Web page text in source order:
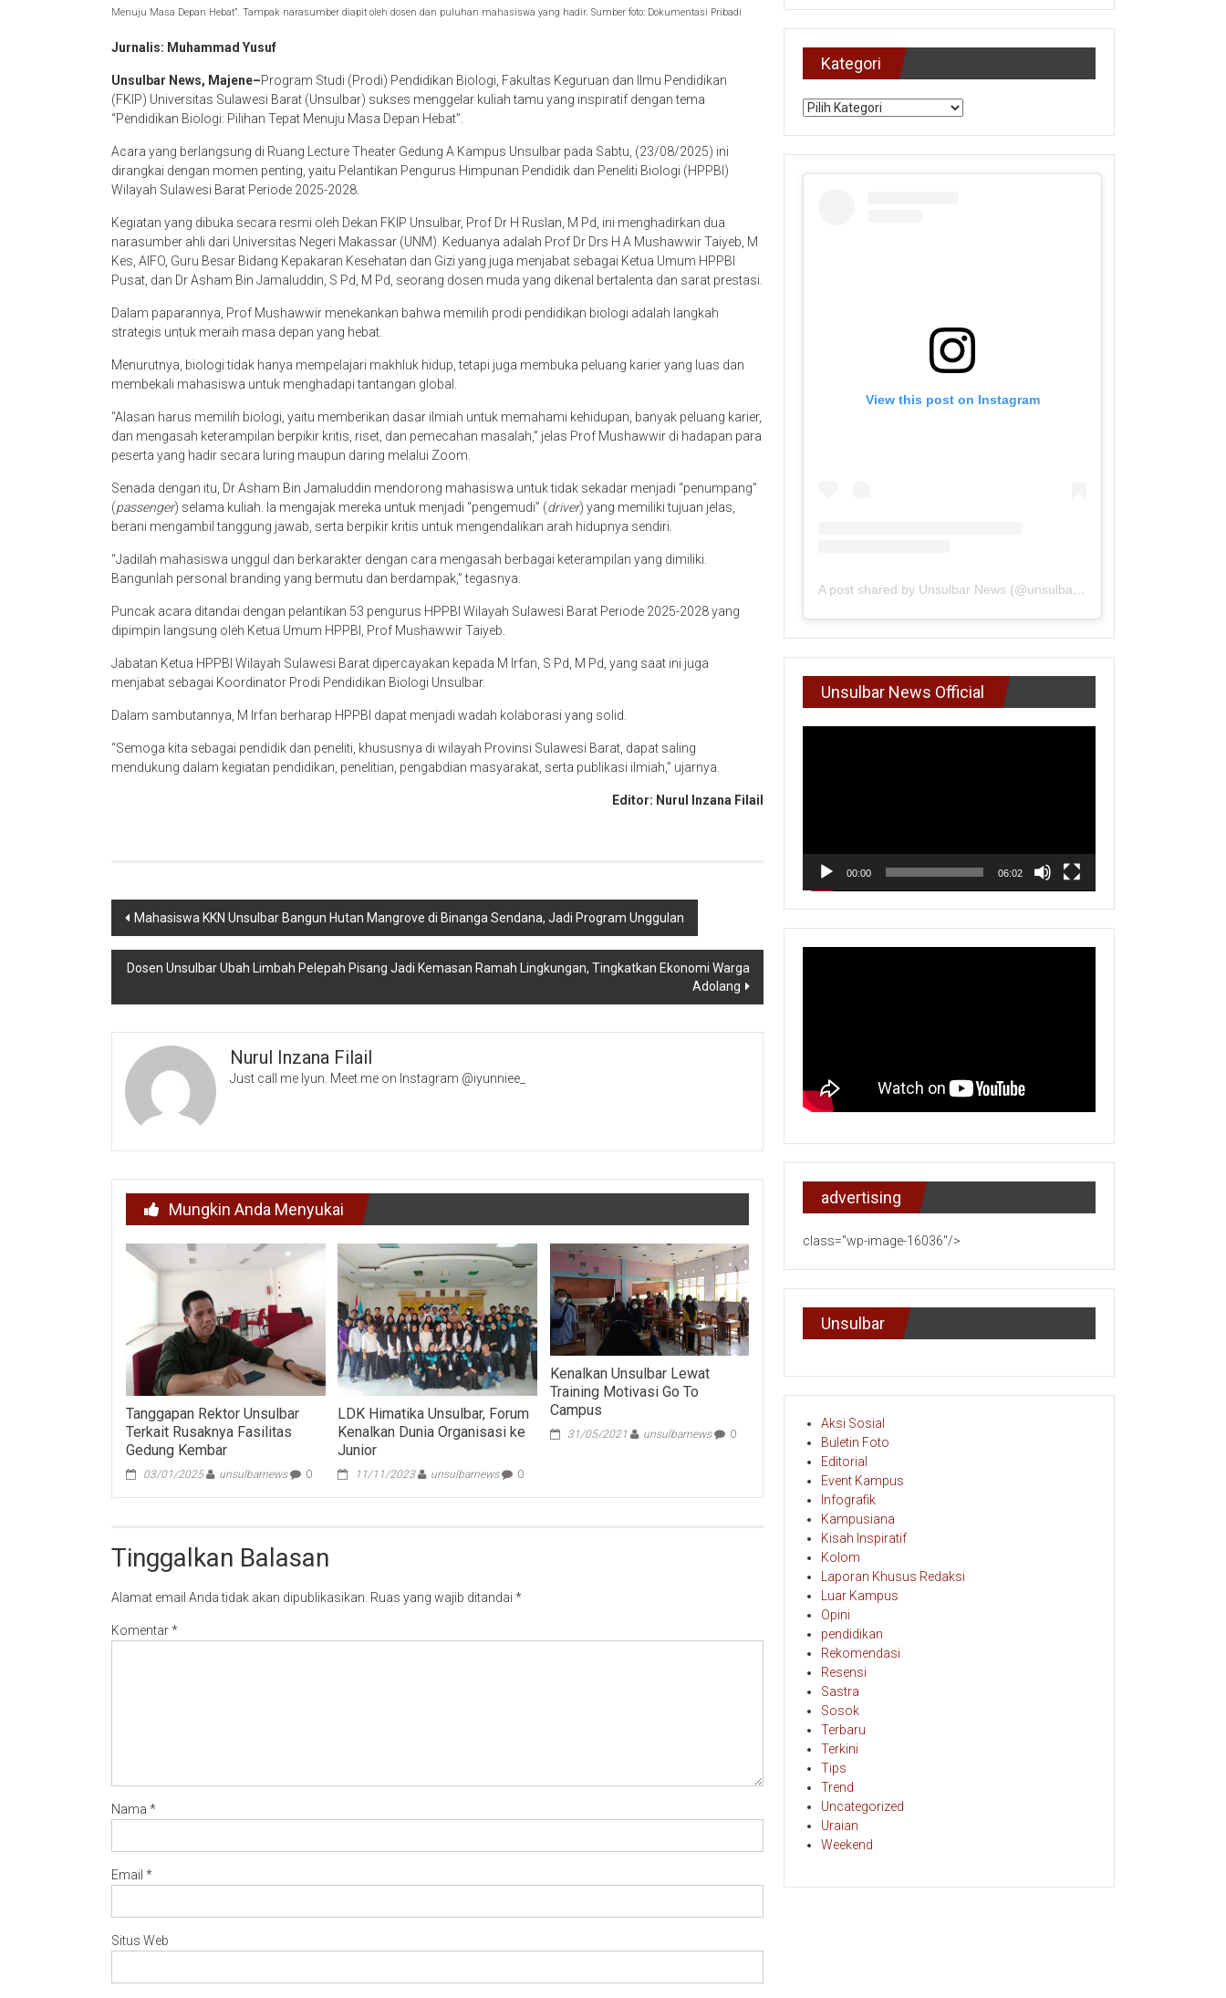
Menuju Masa Depan Hebat”. Tampak narasumber diapit oleh dosen dan puluhan mahasiswa yang hadir. Sumber foto: Dokumentasi Pribadi
Jurnalis: Muhammad Yusuf
Unsulbar News, Majene–Program Studi (Prodi) Pendidikan Biologi, Fakultas Keguruan dan Ilmu Pendidikan
(FKIP) Universitas Sulawesi Barat (Unsulbar) sukses menggelar kuliah tamu yang inspiratif dengan tema
“Pendidikan Biologi: Pilihan Tepat Menuju Masa Depan Hebat”.
Acara yang berlangsung di Ruang Lecture Theater Gedung A Kampus Unsulbar pada Sabtu, (23/08/2025) ini
dirangkai dengan momen penting, yaitu Pelantikan Pengurus Himpunan Pendidik dan Peneliti Biologi (HPPBI)
Wilayah Sulawesi Barat Periode 2025-2028.
Kegiatan yang dibuka secara resmi oleh Dekan FKIP Unsulbar, Prof Dr H Ruslan, M Pd, ini menghadirkan dua
narasumber ahli dari Universitas Negeri Makassar (UNM). Keduanya adalah Prof Dr Drs H A Mushawwir Taiyeb, M
Kes, AIFO, Guru Besar Bidang Kepakaran Kesehatan dan Gizi yang juga menjabat sebagai Ketua Umum HPPBI
Pusat, dan Dr Asham Bin Jamaluddin, S Pd, M Pd, seorang dosen muda yang dikenal bertalenta dan sarat prestasi.
Dalam paparannya, Prof Mushawwir menekankan bahwa memilih prodi pendidikan biologi adalah langkah
strategis untuk meraih masa depan yang hebat.
Menurutnya, biologi tidak hanya mempelajari makhluk hidup, tetapi juga membuka peluang karier yang luas dan
membekali mahasiswa untuk menghadapi tantangan global.
“Alasan harus memilih biologi, yaitu memberikan dasar ilmiah untuk memahami kehidupan, banyak peluang karier,
dan mengasah keterampilan berpikir kritis, riset, dan pemecahan masalah,” jelas Prof Mushawwir di hadapan para
peserta yang hadir secara luring maupun daring melalui Zoom.
Senada dengan itu, Dr Asham Bin Jamaluddin mendorong mahasiswa untuk tidak sekadar menjadi “penumpang”
(passenger) selama kuliah. Ia mengajak mereka untuk menjadi “pengemudi” (driver) yang memiliki tujuan jelas,
berani mengambil tanggung jawab, serta berpikir kritis untuk mengendalikan arah hidupnya sendiri.
“Jadilah mahasiswa unggul dan berkarakter dengan cara mengasah berbagai keterampilan yang dimiliki.
Bangunlah personal branding yang bermutu dan berdampak,” tegasnya.
Puncak acara ditandai dengan pelantikan 53 pengurus HPPBI Wilayah Sulawesi Barat Periode 2025-2028 yang
dipimpin langsung oleh Ketua Umum HPPBI, Prof Mushawwir Taiyeb.
Jabatan Ketua HPPBI Wilayah Sulawesi Barat dipercayakan kepada M Irfan, S Pd, M Pd, yang saat ini juga
menjabat sebagai Koordinator Prodi Pendidikan Biologi Unsulbar.
Dalam sambutannya, M Irfan berharap HPPBI dapat menjadi wadah kolaborasi yang solid.
“Semoga kita sebagai pendidik dan peneliti, khususnya di wilayah Provinsi Sulawesi Barat, dapat saling
mendukung dalam kegiatan pendidikan, penelitian, pengabdian masyarakat, serta publikasi ilmiah,” ujarnya.
Editor: Nurul Inzana Filail
Navigasi
pos
Mahasiswa KKN Unsulbar Bangun Hutan Mangrove di Binanga Sendana, Jadi Program Unggulan
Dosen Unsulbar Ubah Limbah Pelepah Pisang Jadi Kemasan Ramah Lingkungan, Tingkatkan Ekonomi Warga
Adolang
Nurul Inzana Filail
Just call me Iyun. Meet me on Instagram @iyunniee_
Mungkin Anda Menyukai
Tanggapan Rektor Unsulbar
Terkait Rusaknya Fasilitas
Gedung Kembar
03/01/2025 unsulbarnews 0
LDK Himatika Unsulbar, Forum
Kenalkan Dunia Organisasi ke
Junior
11/11/2023 unsulbarnews 0
Kenalkan Unsulbar Lewat
Training Motivasi Go To
Campus
31/05/2021 unsulbarnews 0
Tinggalkan Balasan
Alamat email Anda tidak akan dipublikasikan. Ruas yang wajib ditandai *
Komentar*
Nama *
Email *
Situs Web
Kategori
Kategori
View this post on Instagram
A post shared by Unsulbar News (@unsulbarnews)
Unsulbar News Official
00:00 06:02
advertising
class="wp-image-16036"/>
Unsulbar
Aksi Sosial
Buletin Foto
Editorial
Event Kampus
Infografik
Kampusiana
Kisah Inspiratif
Kolom
Laporan Khusus Redaksi
Luar Kampus
Opini
pendidikan
Rekomendasi
Resensi
Sastra
Sosok
Terbaru
Terkini
Tips
Trend
Uncategorized
Uraian
Weekend